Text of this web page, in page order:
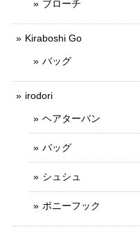
ブローチ
Kiraboshi Go
バッグ
irodori
ヘアターバン
バッグ
シュシュ
ポニーフック